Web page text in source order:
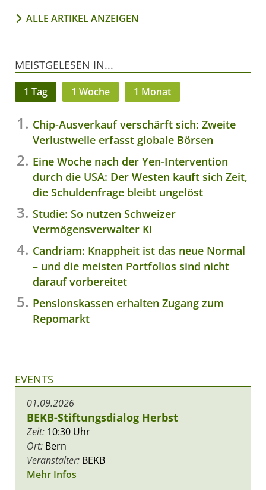
ALLE ARTIKEL ANZEIGEN
MEISTGELESEN IN...
1 Tag 1 Woche 1 Monat
Chip-Ausverkauf verschärft sich: Zweite
Verlustwelle erfasst globale Börsen
Eine Woche nach der Yen-Intervention
durch die USA: Der Westen kauft sich Zeit,
die Schuldenfrage bleibt ungelöst
Studie: So nutzen Schweizer
Vermögensverwalter KI
Candriam: Knappheit ist das neue Normal
– und die meisten Portfolios sind nicht
darauf vorbereitet
Pensionskassen erhalten Zugang zum
Repomarkt
EVENTS
01.09.2026
BEKB-Stiftungsdialog Herbst
Zeit: 10:30 Uhr
Ort: Bern
Veranstalter: BEKB
Mehr Infos